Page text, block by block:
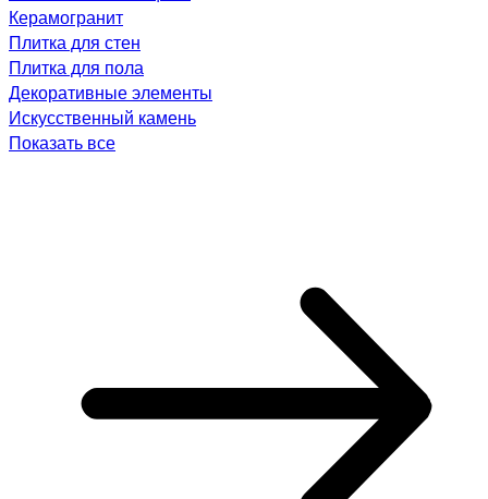
Керамогранит
Плитка для стен
Плитка для пола
Декоративные элементы
Искусственный камень
Показать все